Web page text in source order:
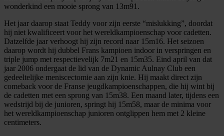
wonderkind een mooie sprong van 13m91.
Het jaar daarop staat Teddy voor zijn eerste “mislukking”, doordat
hij niet kwalificeert voor het wereldkampioenschap voor cadetten.
Datzelfde jaar verhoogt hij zijn record naar 15m16. Het seizoen
daarop wordt hij dubbel Frans kampioen indoor in verspringen en
triple jump met respectievelijk 7m21 en 15m35. Eind april van dat
jaar 2006 ondergaat de lid van de Dynamic Aulnay Club een
gedeeltelijke meniscectomie aan zijn knie. Hij maakt direct zijn
comeback voor de Franse jeugdkampioenschappen, die hij wint bij
de cadetten met een sprong van 15m38. Een maand later, tijdens een
wedstrijd bij de junioren, springt hij 15m58, maar de minima voor
het wereldkampioenschap junioren ontglippen hem met 2 kleine
centimeters.